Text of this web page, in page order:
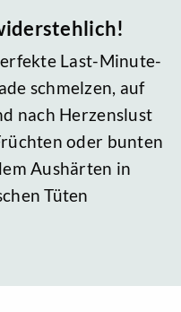
Last-Minute-
schmelzen, auf
nach Herzenslust
oder bunten
Aushärten in
Tüten